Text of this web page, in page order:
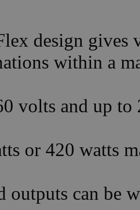
design gives
within a
volts and up to
or 420 watts
outputs can be